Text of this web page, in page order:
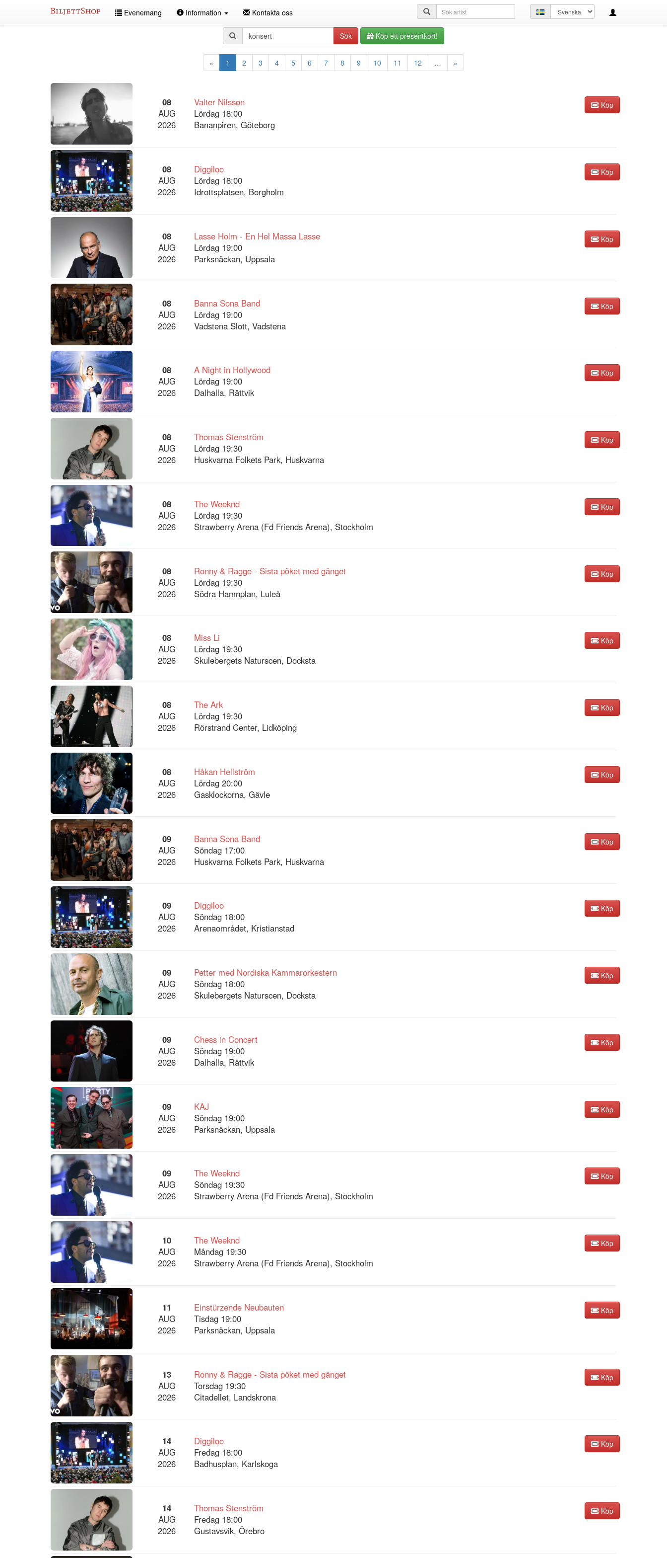
Evenemang Information Kontakta oss
Ställ
in
språk
Sökfråga
Sök Köp ett presentkort!
« 1 2 3 4 5 6 7 8 9 10 11 12 … »
08
AUG
2026
Valter Nilsson
Lördag 18:00
Bananpiren, Göteborg
Köp
08
AUG
2026
Diggiloo
Lördag 18:00
Idrottsplatsen, Borgholm
Köp
08
AUG
2026
Lasse Holm - En Hel Massa Lasse
Lördag 19:00
Parksnäckan, Uppsala
Köp
08
AUG
2026
Banna Sona Band
Lördag 19:00
Vadstena Slott, Vadstena
Köp
08
AUG
2026
A Night in Hollywood
Lördag 19:00
Dalhalla, Rättvik
Köp
08
AUG
2026
Thomas Stenström
Lördag 19:30
Huskvarna Folkets Park, Huskvarna
Köp
08
AUG
2026
The Weeknd
Lördag 19:30
Strawberry Arena (Fd Friends Arena), Stockholm
Köp
08
AUG
2026
Ronny & Ragge - Sista pöket med gänget
Lördag 19:30
Södra Hamnplan, Luleå
Köp
08
AUG
2026
Miss Li
Lördag 19:30
Skulebergets Naturscen, Docksta
Köp
08
AUG
2026
The Ark
Lördag 19:30
Rörstrand Center, Lidköping
Köp
08
AUG
2026
Håkan Hellström
Lördag 20:00
Gasklockorna, Gävle
Köp
09
AUG
2026
Banna Sona Band
Söndag 17:00
Huskvarna Folkets Park, Huskvarna
Köp
09
AUG
2026
Diggiloo
Söndag 18:00
Arenaområdet, Kristianstad
Köp
09
AUG
2026
Petter med Nordiska Kammarorkestern
Söndag 18:00
Skulebergets Naturscen, Docksta
Köp
09
AUG
2026
Chess in Concert
Söndag 19:00
Dalhalla, Rättvik
Köp
09
AUG
2026
KAJ
Söndag 19:00
Parksnäckan, Uppsala
Köp
09
AUG
2026
The Weeknd
Söndag 19:30
Strawberry Arena (Fd Friends Arena), Stockholm
Köp
10
AUG
2026
The Weeknd
Måndag 19:30
Strawberry Arena (Fd Friends Arena), Stockholm
Köp
11
AUG
2026
Einstürzende Neubauten
Tisdag 19:00
Parksnäckan, Uppsala
Köp
13
AUG
2026
Ronny & Ragge - Sista pöket med gänget
Torsdag 19:30
Citadellet, Landskrona
Köp
14
AUG
2026
Diggiloo
Fredag 18:00
Badhusplan, Karlskoga
Köp
14
AUG
2026
Thomas Stenström
Fredag 18:00
Gustavsvik, Örebro
Köp